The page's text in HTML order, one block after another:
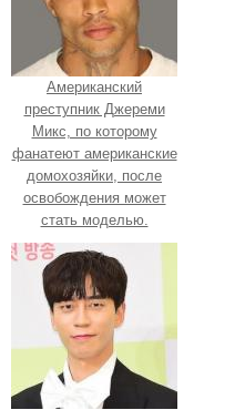
Американский
преступник Джереми
Микс, по которому
фанатеют американские
домохозяйки, после
освобождения может
стать моделью.